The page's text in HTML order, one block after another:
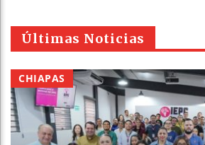
Últimas Noticias
CHIAPAS